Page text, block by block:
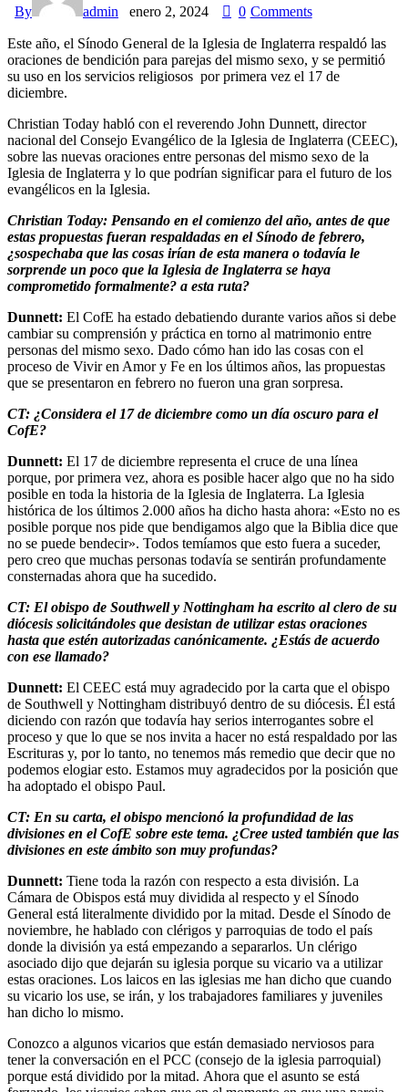
By admin enero 2, 2024 0 Comments
Este año, el Sínodo General de la Iglesia de Inglaterra respaldó las
oraciones de bendición para parejas del mismo sexo, y se permitió
su uso en los servicios religiosos por primera vez el 17 de
diciembre.
Christian Today habló con el reverendo John Dunnett, director
nacional del Consejo Evangélico de la Iglesia de Inglaterra (CEEC),
sobre las nuevas oraciones entre personas del mismo sexo de la
Iglesia de Inglaterra y lo que podrían significar para el futuro de los
evangélicos en la Iglesia.
Christian Today: Pensando en el comienzo del año, antes de que
estas propuestas fueran respaldadas en el Sínodo de febrero,
¿sospechaba que las cosas irían de esta manera o todavía le
sorprende un poco que la Iglesia de Inglaterra se haya
comprometido formalmente? a esta ruta?
Dunnett: El CofE ha estado debatiendo durante varios años si debe
cambiar su comprensión y práctica en torno al matrimonio entre
personas del mismo sexo. Dado cómo han ido las cosas con el
proceso de Vivir en Amor y Fe en los últimos años, las propuestas
que se presentaron en febrero no fueron una gran sorpresa.
CT: ¿Considera el 17 de diciembre como un día oscuro para el
CofE?
Dunnett: El 17 de diciembre representa el cruce de una línea
porque, por primera vez, ahora es posible hacer algo que no ha sido
posible en toda la historia de la Iglesia de Inglaterra. La Iglesia
histórica de los últimos 2.000 años ha dicho hasta ahora: «Esto no es
posible porque nos pide que bendigamos algo que la Biblia dice que
no se puede bendecir». Todos temíamos que esto fuera a suceder,
pero creo que muchas personas todavía se sentirán profundamente
consternadas ahora que ha sucedido.
CT: El obispo de Southwell y Nottingham ha escrito al clero de su
diócesis solicitándoles que desistan de utilizar estas oraciones
hasta que estén autorizadas canónicamente. ¿Estás de acuerdo
con ese llamado?
Dunnett: El CEEC está muy agradecido por la carta que el obispo
de Southwell y Nottingham distribuyó dentro de su diócesis. Él está
diciendo con razón que todavía hay serios interrogantes sobre el
proceso y que lo que se nos invita a hacer no está respaldado por las
Escrituras y, por lo tanto, no tenemos más remedio que decir que no
podemos elogiar esto. Estamos muy agradecidos por la posición que
ha adoptado el obispo Paul.
CT: En su carta, el obispo mencionó la profundidad de las
divisiones en el CofE sobre este tema. ¿Cree usted también que las
divisiones en este ámbito son muy profundas?
Dunnett: Tiene toda la razón con respecto a esta división. La
Cámara de Obispos está muy dividida al respecto y el Sínodo
General está literalmente dividido por la mitad. Desde el Sínodo de
noviembre, he hablado con clérigos y parroquias de todo el país
donde la división ya está empezando a separarlos. Un clérigo
asociado dijo que dejarán su iglesia porque su vicario va a utilizar
estas oraciones. Los laicos en las iglesias me han dicho que cuando
su vicario los use, se irán, y los trabajadores familiares y juveniles
han dicho lo mismo.
Conozco a algunos vicarios que están demasiado nerviosos para
tener la conversación en el PCC (consejo de la iglesia parroquial)
porque está dividido por la mitad. Ahora que el asunto se está